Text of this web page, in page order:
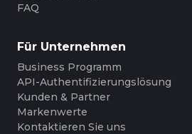
FAQ
Für Unternehmen
Business Programm
API-Authentifizierungslösung
Kunden & Partner
Markenwerte
Kontaktieren Sie uns